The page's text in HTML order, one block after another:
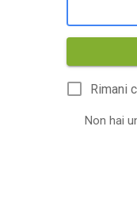
Rimani
Non hai